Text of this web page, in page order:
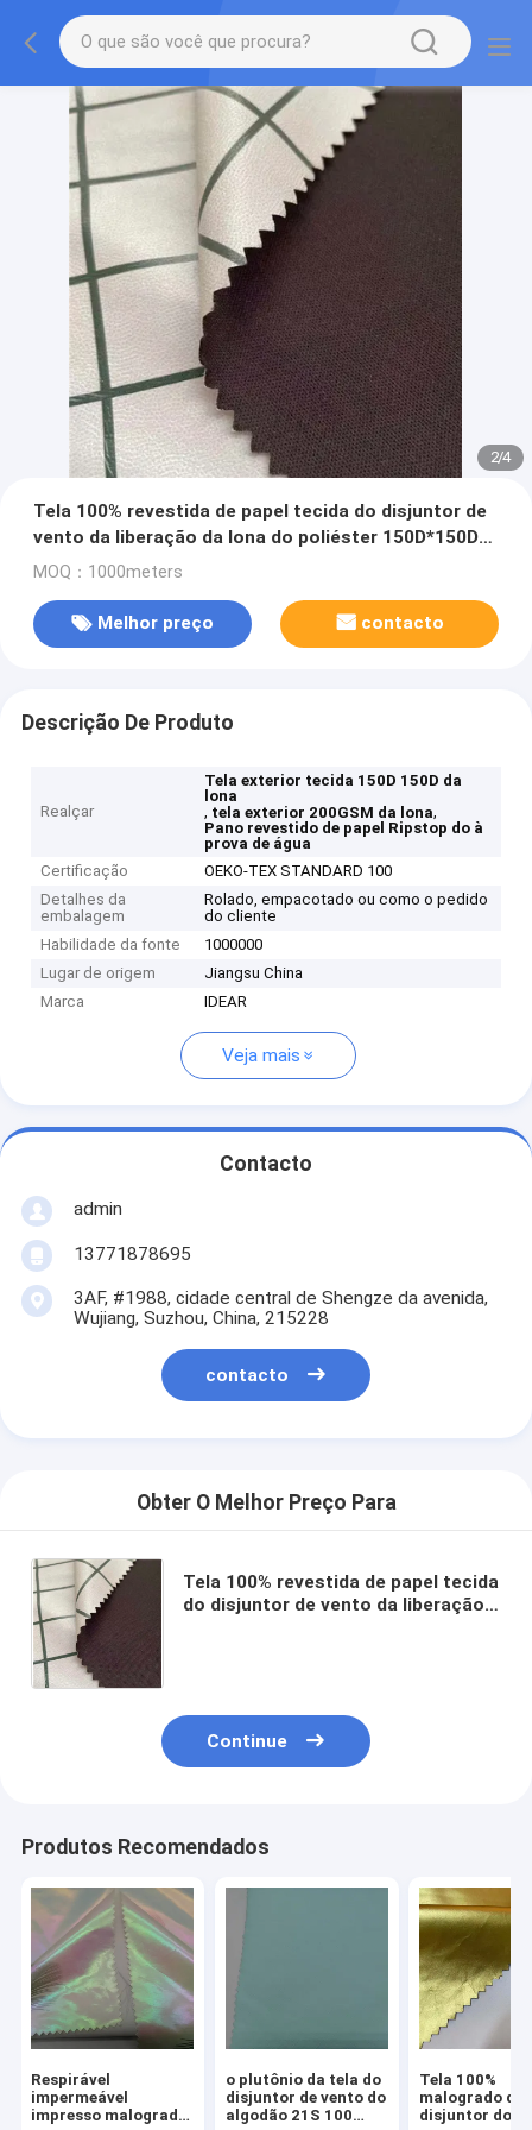
2/4
Tela 100% revestida de papel tecida do disjuntor de
vento da liberação da lona do poliéster 150D*150D
200gsm 150CM impermeável
MOQ：1000meters
Melhor preço contacto
Descrição De Produto
Realçar
Tela exterior tecida 150D 150D da
lona
, tela exterior 200GSM da lona,
Pano revestido de papel Ripstop do à
prova de água
Certificação
OEKO-TEX STANDARD 100
Detalhes da
embalagem
Rolado, empacotado ou como o pedido
do cliente
Habilidade da fonte
1000000
Lugar de origem
Jiangsu China
Marca
IDEAR
Veja mais
Contacto
admin
13771878695
3AF, #1988, cidade central de Shengze da avenida,
Wujiang, Suzhou, China, 215228
contacto
Obter O Melhor Preço Para
Tela 100% revestida de papel tecida
do disjuntor de vento da liberação
Continue
Produtos Recomendados
Respirável
impermeável
impresso malogrado
o plutônio da tela do
disjuntor de vento do
algodão 21S 100
Tela 100%
malogrado do
disjuntor do